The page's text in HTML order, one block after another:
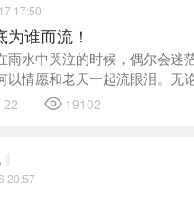
17:50
谁而流！
雨水中哭泣的时候，偶尔会迷
以情愿和老天一起流眼泪。无
22  19102
20:57